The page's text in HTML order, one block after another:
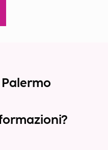
Palermo